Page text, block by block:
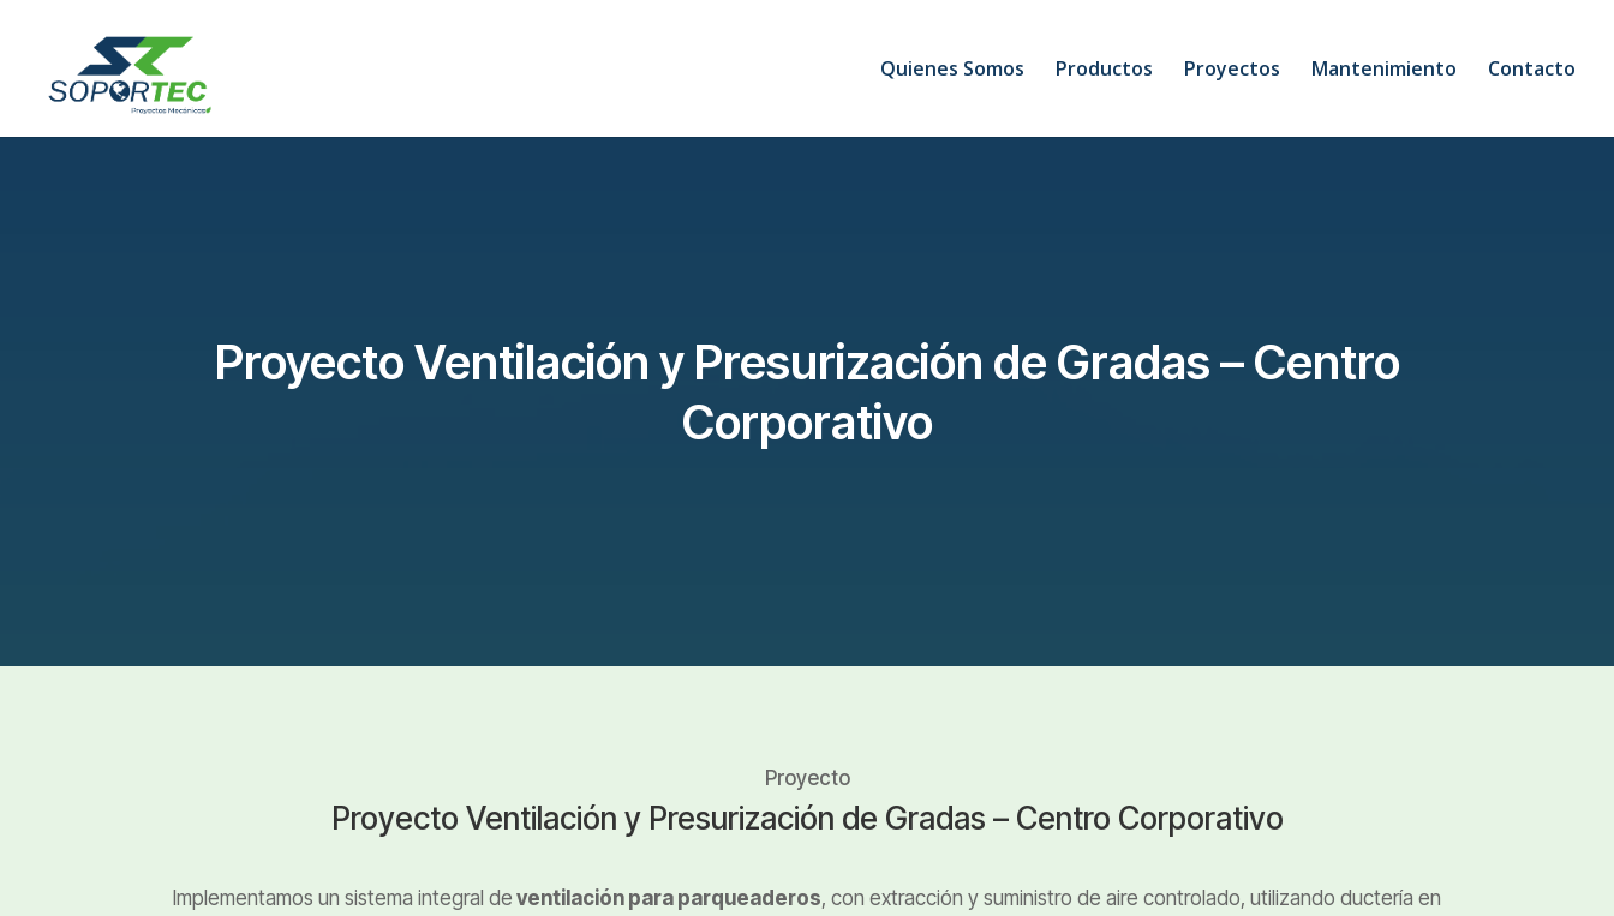
Quienes Somos Productos Proyectos Mantenimiento Contacto
Proyecto Ventilación y Presurización de Gradas – Centro
Corporativo
Proyecto
Proyecto Ventilación y Presurización de Gradas – Centro Corporativo
Implementamos un sistema integral de ventilación para parqueaderos, con extracción y suministro de aire controlado, utilizando ductería en